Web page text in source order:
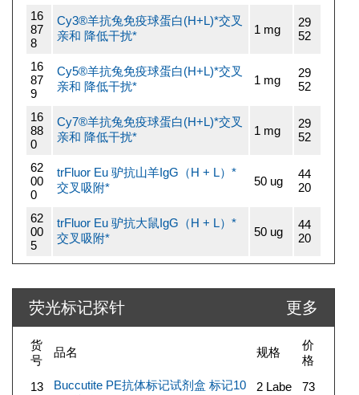
16
87
8
Cy3®羊抗兔免疫球蛋白(H+L)*交叉
亲和 降低干扰*
1 mg
29
52
16
87
9
Cy5®羊抗兔免疫球蛋白(H+L)*交叉
亲和 降低干扰*
1 mg
29
52
16
88
0
Cy7®羊抗兔免疫球蛋白(H+L)*交叉
亲和 降低干扰*
1 mg
29
52
62
00
0
trFluor Eu 驴抗山羊IgG（H + L）*
交叉吸附*
50 ug
44
20
62
00
5
trFluor Eu 驴抗大鼠IgG（H + L）*
交叉吸附*
50 ug
44
20
荧光标记探针 更多
货
号
品名 规格
价
格
13
Buccutite PE抗体标记试剂盒 标记10
2 Labe
73